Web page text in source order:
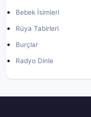
Bebek İsimleri
Rüya Tabirleri
Burçlar
Radyo Dinle